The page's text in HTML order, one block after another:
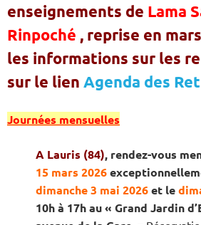
enseignements de Lama
Rinpoché , reprise en
les informations sur les
sur le lien Agenda des
Journées mensuelles
A Lauris (84), rendez-vous
15 mars 2026
dimanche 3 mai 2026et le
10h à 17hau « Grand Jardin